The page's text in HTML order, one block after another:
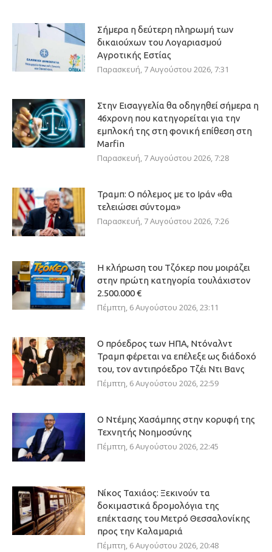
Σήμερα η δεύτερη πληρωμή των
δικαιούχων του Λογαριασμού
Αγροτικής Εστίας
Παρασκευή, 7 Αυγούστου 2026, 7:31
Στην Εισαγγελία θα οδηγηθεί σήμερα η
46χρονη που κατηγορείται για την
εμπλοκή της στη φονική επίθεση στη
Marfin
Παρασκευή, 7 Αυγούστου 2026, 7:28
Τραμπ: Ο πόλεμος με το Ιράν «θα
τελειώσει σύντομα»
Παρασκευή, 7 Αυγούστου 2026, 7:26
Η κλήρωση του Τζόκερ που μοιράζει
στην πρώτη κατηγορία τουλάχιστον
2.500.000 €
Πέμπτη, 6 Αυγούστου 2026, 23:11
Ο πρόεδρος των ΗΠΑ, Ντόναλντ
Τραμπ φέρεται να επέλεξε ως διάδοχό
του, τον αντιπρόεδρο Τζέι Ντι Βανς
Πέμπτη, 6 Αυγούστου 2026, 22:59
Ο Ντέμης Χασάμπης στην κορυφή της
Τεχνητής Νοημοσύνης
Πέμπτη, 6 Αυγούστου 2026, 22:45
Νίκος Ταχιάος: Ξεκινούν τα
δοκιμαστικά δρομολόγια της
επέκτασης του Μετρό Θεσσαλονίκης
προς την Καλαμαριά
Πέμπτη, 6 Αυγούστου 2026, 20:48